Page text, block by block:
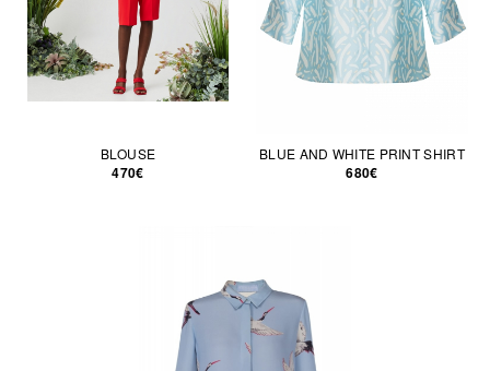
BLOUSE
470€
BLUE AND WHITE PRINT SHIRT
680€